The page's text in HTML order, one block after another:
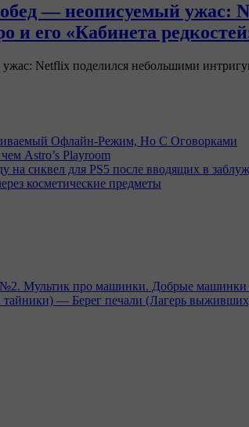
— неописуемый
и его «Кабинета
Netflix поделился небольшими
Офлайн-Режим, Но С Оговорками
Astro’s Playroom
на сиквел для PS5 после вводящих в
косметические предметы
про машинки. Добрые машинки
тайники) — Берег печали (Лагерь